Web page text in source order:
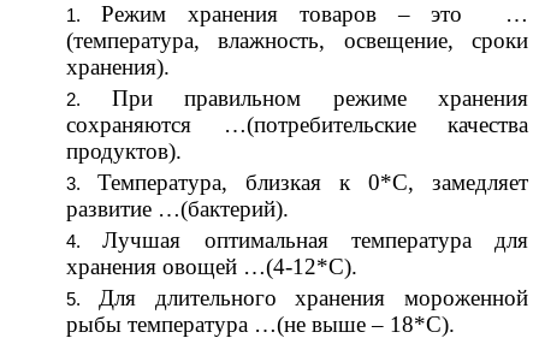
Режим хранения товаров – это …
(температура, влажность, освещение, сроки
хранения).
При правильном режиме хранения
сохраняются …(потребительские качества
продуктов).
Температура, близкая к 0*С, замедляет
развитие …(бактерий).
Лучшая оптимальная температура для
хранения овощей …(4-12*С).
Для длительного хранения мороженной
рыбы температура …(не выше – 18*С).